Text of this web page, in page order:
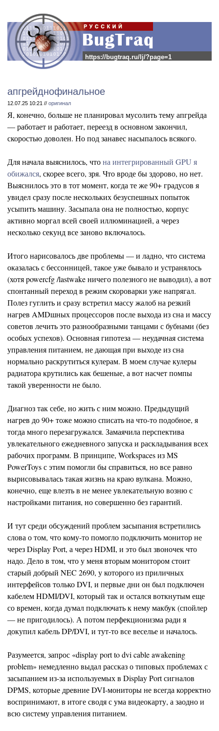
https://bugtraq.ru/lj/?page=1
апгрейднофинальное
12.07.25 10:21 // оригинал
Я, конечно, больше не планировал мусолить тему апгрейда
— работает и работает, переезд в основном закончил,
скоростью доволен. Но под занавес насыпалось всякого.
Для начала выяснилось, чтона интегрированный GPU я
обижался, скорее всего, зря. Что вроде бы здорово, но нет.
Выяснилось это в тот момент, когда те же 90+ градусов я
увидел сразу после нескольких безуспешных попыток
усыпить машину. Засыпала она не полностью, корпус
активно моргал всей своей иллюминацией, а через
несколько секунд все заново включалось.
Итого нарисовалось две проблемы — и ладно, что система
оказалась с бессонницей, такое уже бывало и устранялось
(хотя powercfg /lastwake ничего полезного не выводил), а вот
спонтанный переход в режим скороварки уже напрягал.
Полез гуглить и сразу встретил массу жалоб на резкий
нагрев AMDшных процессоров после выхода из сна и массу
советов лечить это разнообразными танцами с бубнами (без
особых успехов). Основная гипотеза — неудачная система
управления питанием, не дающая при выходе из сна
нормально раскрутиться кулерам. В моем случае кулеры
радиатора крутились как бешеные, а вот насчет помпы
такой уверенности не было.
Диагноз так себе, но жить с ним можно. Предыдущий
нагрев до 90+ тоже можно списать на что-то подобное, я
тогда много перезагружался. Замаячила перспектива
увлекательного ежедневного запуска и раскладывания всех
рабочих программ. В принципе, Workspaces из MS
PowerToys с этим помогли бы справиться, но все равно
вырисовывалась такая жизнь на краю вулкана. Можно,
конечно, еще влезть в не менее увлекательную возню с
настройками питания, но совершенно без гарантий.
И тут среди обсуждений проблем засыпания встретились
слова о том, что кому-то помогло подключить монитор не
через Display Port, а через HDMI, и это был звоночек что
надо. Дело в том, что у меня вторым монитором стоит
старый добрый NEC 2690, у которого из приличных
интерфейсов только DVI, и первые дни он был подключен
кабелем HDMI/DVI, который так и остался воткнутым еще
со времен, когда думал подключать к нему макбук (спойлер
— не пригодилось). А потом перфекционизма ради я
докупил кабель DP/DVI, и тут-то все веселье и началось.
Разумеется, запрос «display port to dvi cable awakening
problem» немедленно выдал рассказ о типовых проблемах с
засыпанием из-за используемых в Display Port сигналов
DPMS, которые древние DVI-мониторы не всегда корректно
воспринимают, в итоге сводя с ума видеокарту, а заодно и
всю систему управления питанием.